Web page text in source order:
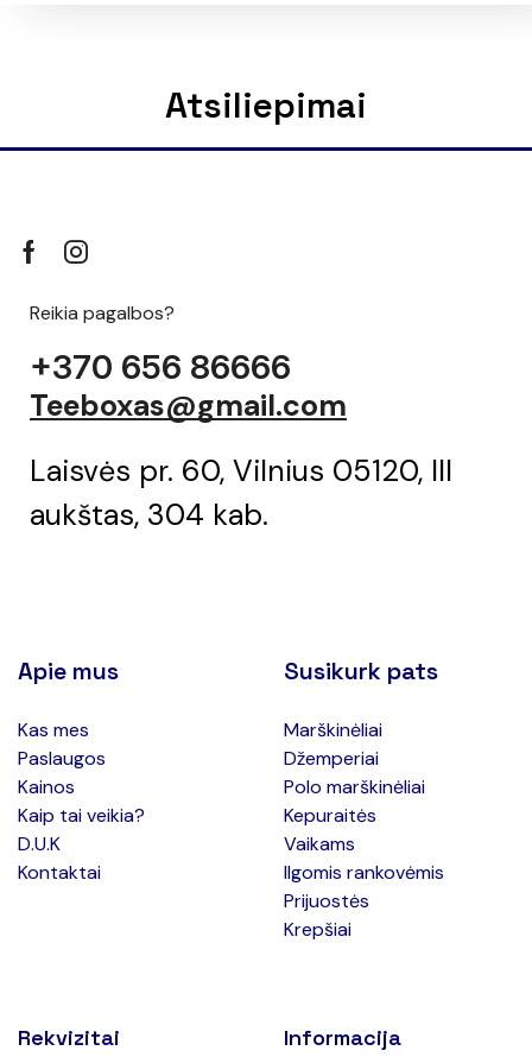
Atsiliepimai
Reikia pagalbos?
+370 656 86666
Teeboxas@gmail.com
Laisvės pr. 60, Vilnius 05120, III
aukštas, 304 kab.
Apie mus
Kas mes
Paslaugos
Kainos
Kaip tai veikia?
D.U.K
Kontaktai
Susikurk pats
Marškinėliai
Džemperiai
Polo marškinėliai
Kepuraitės
Vaikams
Ilgomis rankovėmis
Prijuostės
Krepšiai
Rekvizitai Informacija